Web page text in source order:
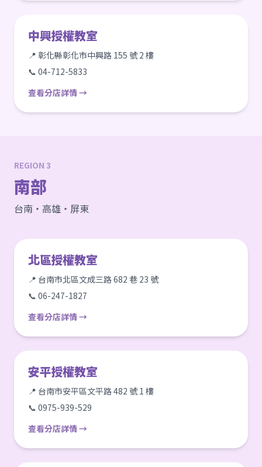
中興授權教室
📍 彰化縣彰化市中興路 155 號 2 樓
📞 04-712-5833
查看分店詳情 →
REGION 3
南部
台南・高雄・屏東
北區授權教室
📍 台南市北區文成三路 682 巷 23 號
📞 06-247-1827
查看分店詳情 →
安平授權教室
📍 台南市安平區文平路 482 號 1 樓
📞 0975-939-529
查看分店詳情 →